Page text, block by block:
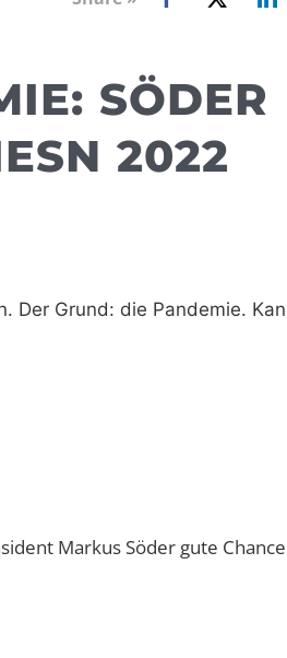
SÖDER
2022
Der Grund: die Pandemie.
Markus Söder gute